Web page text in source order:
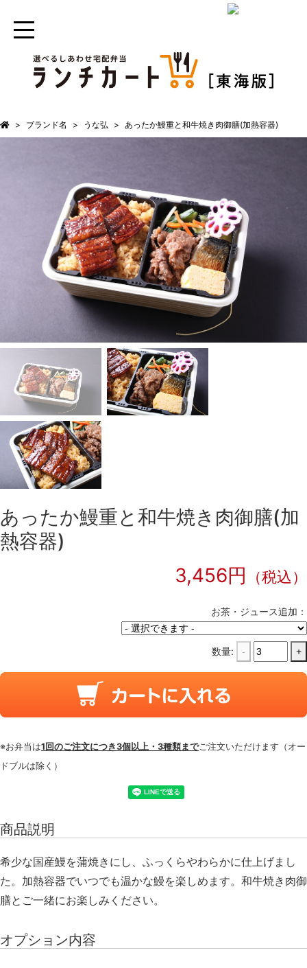
ブランド名 うな弘 あったか鰻重と和牛焼き肉御膳(加熱容器)
あったか鰻重と和牛焼き肉御膳(加
熱容器)
3,456円
（税込）
お茶・ジュース追加：
数量: - +
※お弁当は1回のご注文につき3個以上・3種類までご注文いただけます（オー
ドブルは除く）
商品説明
希少な国産鰻を蒲焼きにし、ふっくらやわらかに仕上げまし
た。加熱容器でいつでも温かな鰻を楽しめます。和牛焼き肉御
膳とご一緒にお楽しみください。
オプション内容